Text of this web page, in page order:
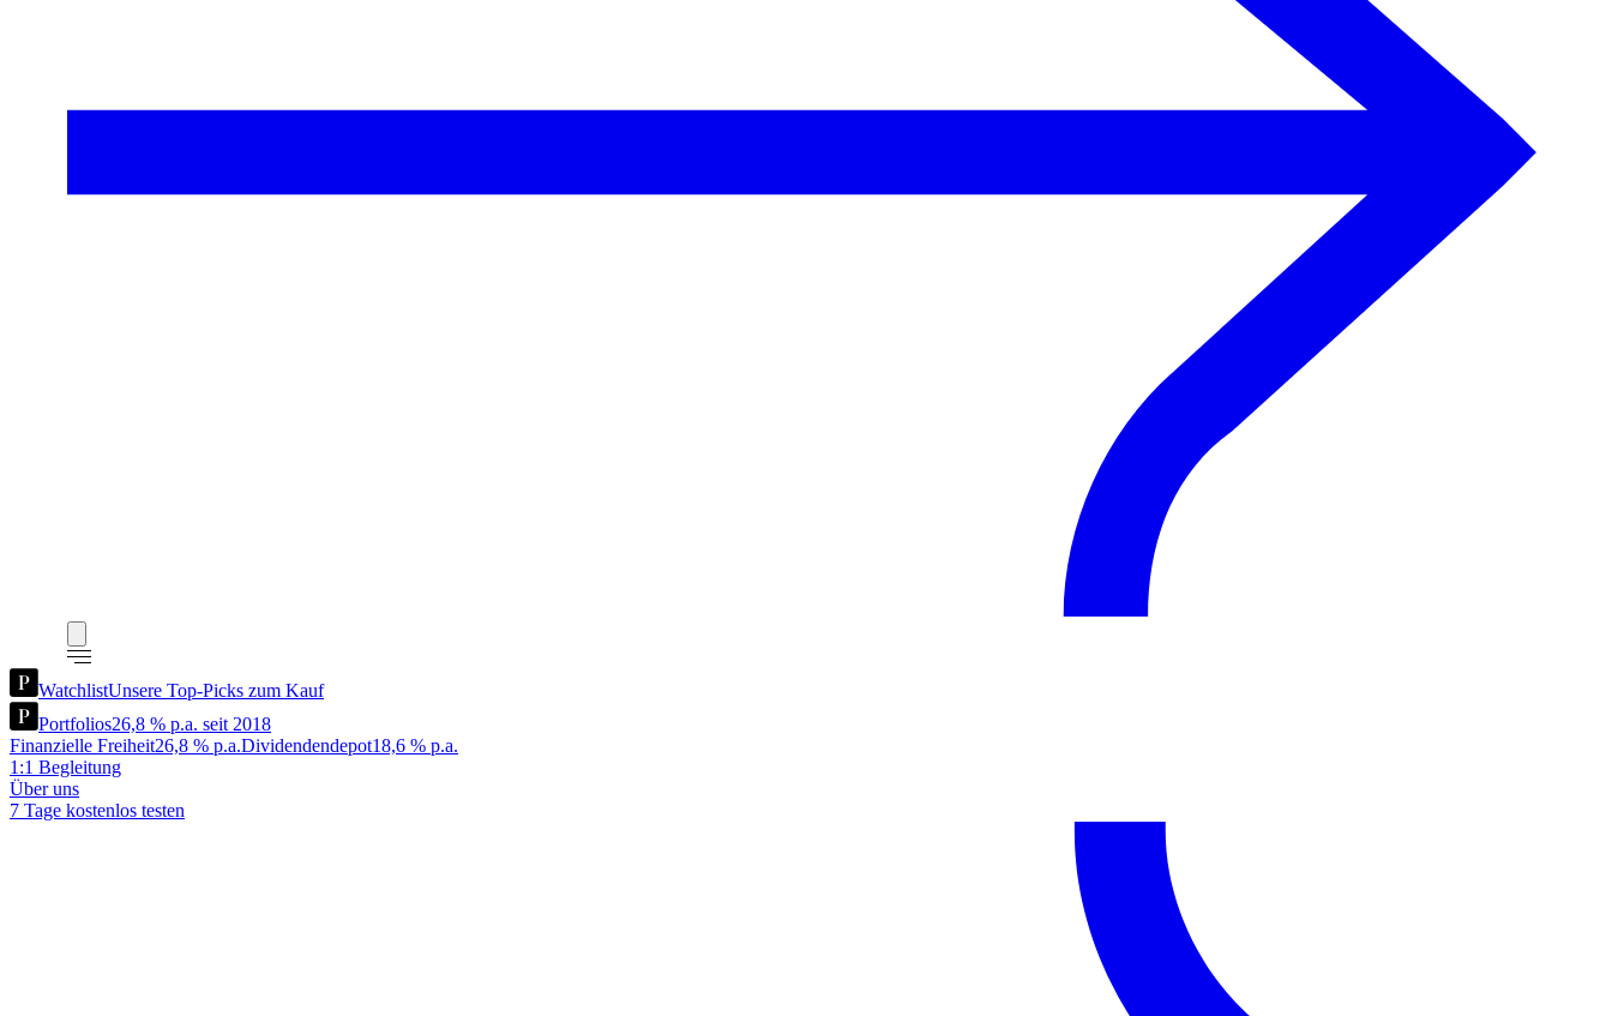
WatchlistUnsere Top-Picks zum Kauf
Portfolios26,8 % p.a. seit 2018
Finanzielle Freiheit26,8 % p.a.Dividendendepot18,6 % p.a.
1:1 Begleitung
Über uns
7 Tage kostenlos testen